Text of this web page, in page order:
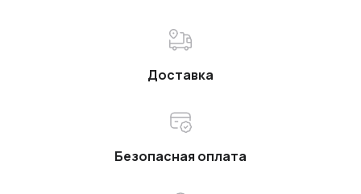
Доставка
Безопасная оплата